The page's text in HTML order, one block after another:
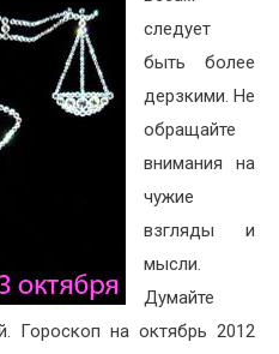
следует
быть более
дерзкими. Не
обращайте
внимания на
чужие
взгляды и
мысли.
Думайте
Гороскоп на октябрь 2012